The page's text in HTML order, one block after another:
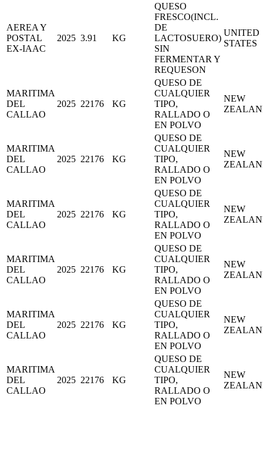
AEREA Y
POSTAL
EX-IAAC
2025 3.91 KG
QUESO
FRESCO(INCL.
DE
LACTOSUERO)
SIN
FERMENTAR Y
REQUESON
UNITED
STATES
MARITIMA
DEL
CALLAO
2025 22176 KG
QUESO DE
CUALQUIER
TIPO,
RALLADO O
EN POLVO
NEW
MARITIMA
DEL
CALLAO
2025 22176 KG
QUESO DE
CUALQUIER
TIPO,
RALLADO O
EN POLVO
NEW
MARITIMA
DEL
CALLAO
2025 22176 KG
QUESO DE
CUALQUIER
TIPO,
RALLADO O
EN POLVO
NEW
MARITIMA
DEL
CALLAO
2025 22176 KG
QUESO DE
CUALQUIER
TIPO,
RALLADO O
EN POLVO
NEW
MARITIMA
DEL
CALLAO
2025 22176 KG
QUESO DE
CUALQUIER
TIPO,
RALLADO O
EN POLVO
NEW
MARITIMA
DEL
CALLAO
2025 22176 KG
QUESO DE
CUALQUIER
TIPO,
RALLADO O
EN POLVO
NEW